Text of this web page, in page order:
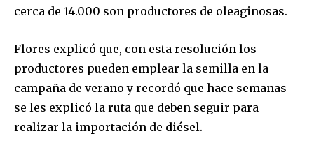
Join our community of
cerca de 14.000 son productores de oleaginosas.
Flores explicó que, con esta resolución los
productores pueden emplear la semilla en la
campaña de verano y recordó que hace semanas
se les explicó la ruta que deben seguir para
realizar la importación de diésel.